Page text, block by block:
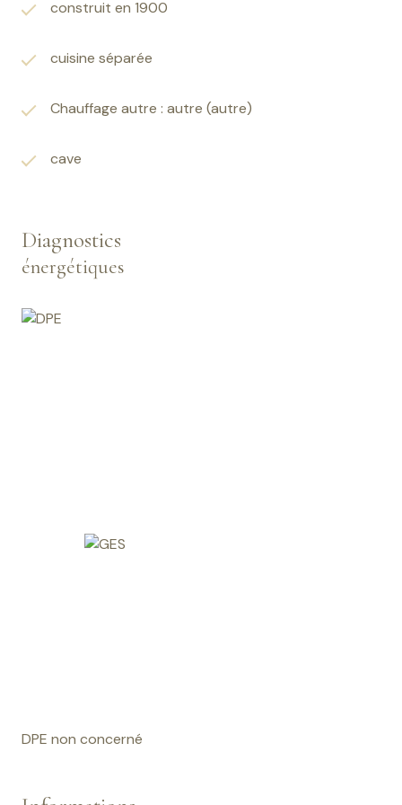
Les informations sur les risques auxquels ce bien est
exposé sont disponibles sur le site
construit en 1900
cuisine séparée
Chauffage autre : autre (autre)
cave
Diagnostics
énergétiques
DPE non concerné